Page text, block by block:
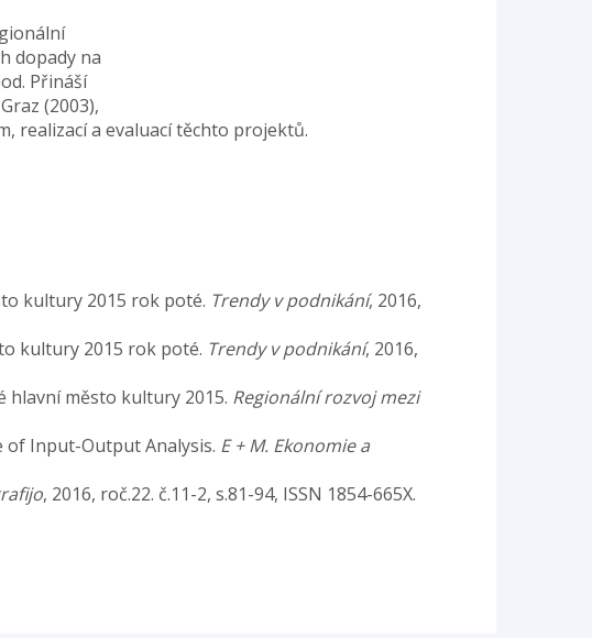
dopady na
Přináší
(2003),
realizací a evaluací těchto projektů.
kultury 2015 rok poté. Trendy v podnikání, 2016,
kultury 2015 rok poté. Trendy v podnikání, 2016,
hlavní město kultury 2015. Regionální rozvoj mezi
of Input-Output Analysis. E + M. Ekonomie a
, 2016, roč.22. č.11-2, s.81-94, ISSN 1854-665X.